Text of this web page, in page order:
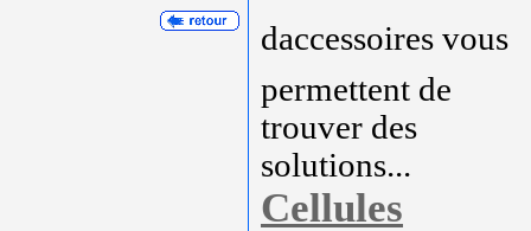
daccessoires vous
permettent de
trouver des
solutions...
Cellules